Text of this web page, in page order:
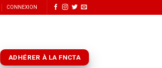
CONNEXION
ADHÉRER À LA FNCTA